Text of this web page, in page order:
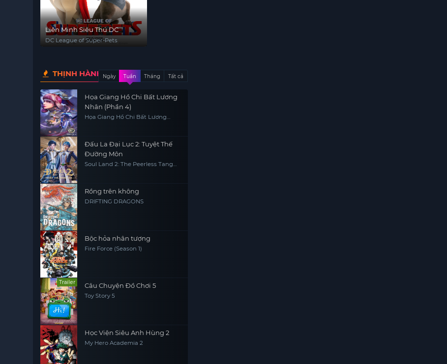
Liên Minh Siêu Thú DC
DC League of Super-Pets
THỊNH HÀNHNgày Tuần Tháng Tất cả
Họa Giang Hồ Chi Bất Lương
Nhân (Phần 4)
Họa Giang Hồ Chi Bất Lương
Đấu La Đại Lục 2: Tuyệt Thế
Đường Môn
Soul Land 2: The Peerless Tang
Rồng trên không
DRIFTING DRAGONS
Bộc hỏa nhân tượng
Fire Force (Season 1)
Trailer Câu Chuyện Đồ Chơi 5
Toy Story 5
Học Viện Siêu Anh Hùng 2
My Hero Academia 2